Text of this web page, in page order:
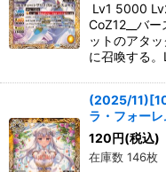
Lv1 5000
CoZ12__バ
ットのアタ
に召喚する
(2025/
ラ・フォー
120 円(税込)
在庫数 146枚